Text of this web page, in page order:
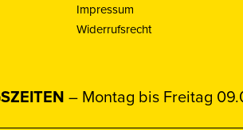
Impressum
Widerrufsrecht
– Montag bis Freitag